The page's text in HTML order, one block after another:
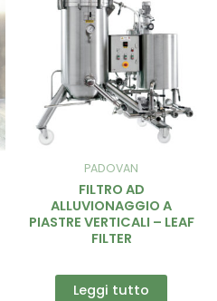
PADOVAN
FILTRO AD
ALLUVIONAGGIO A
PIASTRE VERTICALI – LEAF
FILTER
Leggi tutto